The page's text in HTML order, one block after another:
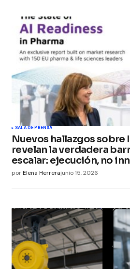
SALA DE PRENSA
Nuevos hallazgos sobre
revelan la verdadera
escalar: ejecución, no
porElena Herrerajunio 15, 2026